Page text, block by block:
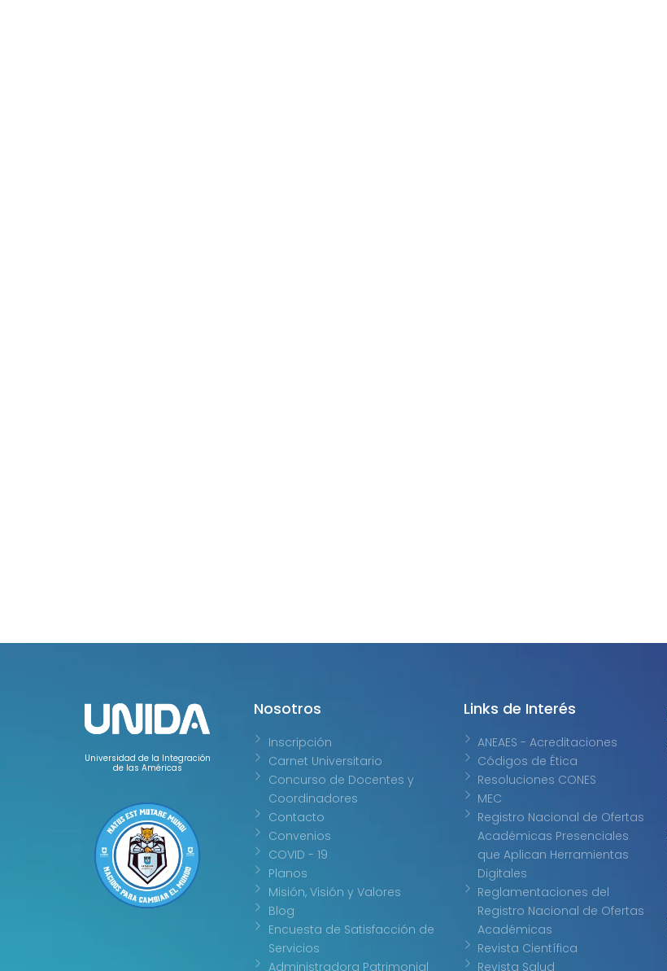
Universidad de la Integración
de las Américas
Nosotros
Inscripción
Carnet Universitario
Concurso de Docentes y
Coordinadores
Contacto
Convenios
COVID - 19
Planos
Misión, Visión y Valores
Blog
Encuesta de Satisfacción de
Servicios
Administradora Patrimonial
Links de Interés
ANEAES - Acreditaciones
Códigos de Ética
Resoluciones CONES
MEC
Registro Nacional de Ofertas
Académicas Presenciales
que Aplican Herramientas
Digitales
Reglamentaciones del
Registro Nacional de Ofertas
Académicas
Revista Científica
Revista Salud